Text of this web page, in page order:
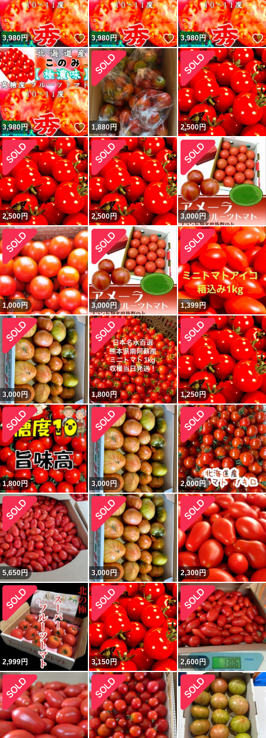
3,980円 いいね！
3,980円 いいね！
3,980円
3,980円 いいね！
1,880円 2,500円
2,500円 2,500円 3,000円
1,000円 3,000円 1,399円
3,000円 1,800円 1,250円
1,800円 3,000円 2,000円
5,650円 3,000円 2,300円
2,999円 3,150円 2,600円